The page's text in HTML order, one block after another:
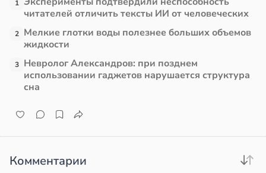
13:38
1
читателей отличить тексты ИИ от человеческих
2 Мелкие глотки воды полезнее больших объемов
жидкости
3 Невролог Александров: при позднем
использовании гаджетов нарушается структура
сна
Комментарии